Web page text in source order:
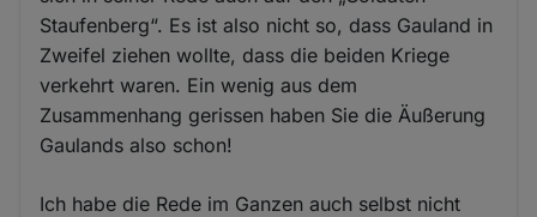
Staufenberg“. Es ist also nicht so, dass Gauland in
Zweifel ziehen wollte, dass die beiden Kriege
verkehrt waren. Ein wenig aus dem
Zusammenhang gerissen haben Sie die Äußerung
Gaulands also schon!
Ich habe die Rede im Ganzen auch selbst nicht